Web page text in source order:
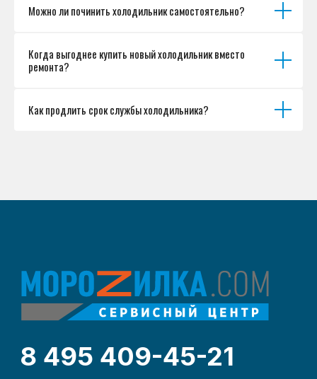
Можно ли починить холодильник самостоятельно?
Когда выгоднее купить новый холодильник вместо
ремонта?
Как продлить срок службы холодильника?